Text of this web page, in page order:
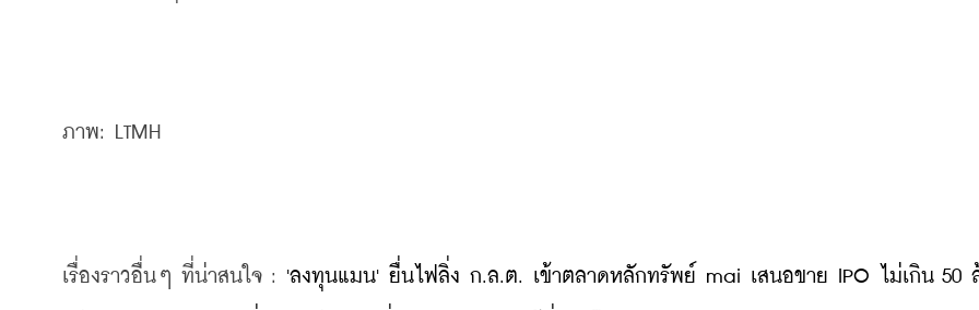
ภาพ: LTMH
เรื่องราวอื่นๆ ที่น่าสนใจ : 'ลงทุนแมน' ยื่นไฟลิ่ง ก.ล.ต. เข้าตลาดหลักทรัพย์ mai เสนอขาย IPO ไม่เกิน 50